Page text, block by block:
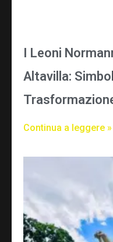
I Leoni
Altavilla:
Continua a leggere »